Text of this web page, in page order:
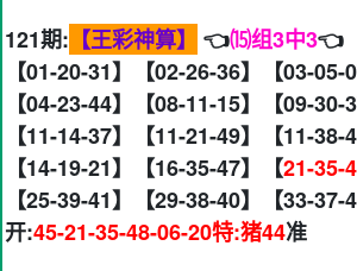
121期: 【王彩神算】 👈⒂组3中3👈
【01-20-31】【02-26-36】【03-05-
【04-23-44】【08-11-15】【09-30-
【11-14-37】【11-21-49】【11-38-
【14-19-21】【16-35-47】【21-35-
【25-39-41】【29-38-40】【33-37-
开:45-21-35-48-06-20特:猪44准